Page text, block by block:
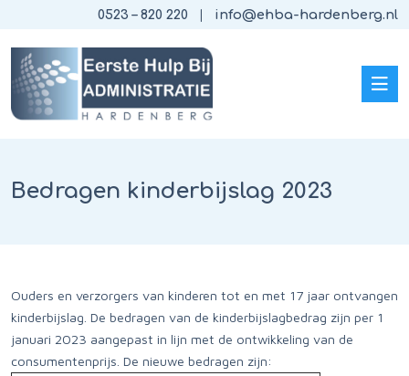
0523 – 820 220 info@ehba-hardenberg.nl
Bedragen kinderbijslag 2023
Ouders en verzorgers van kinderen tot en met 17 jaar ontvangen
kinderbijslag. De bedragen van de kinderbijslagbedrag zijn per 1
januari 2023 aangepast in lijn met de ontwikkeling van de
consumentenprijs. De nieuwe bedragen zijn: